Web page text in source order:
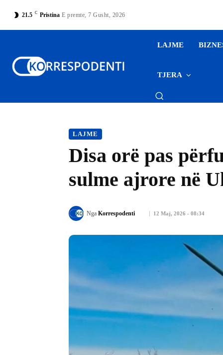
21.5 C Pristina E premte, 7 Gusht, 2026
LAJME
TJERA
LAJME
Disa orë pas
sulme ajrore në
12 Maj, 2026 - 08:34
Nga Korrespodenti